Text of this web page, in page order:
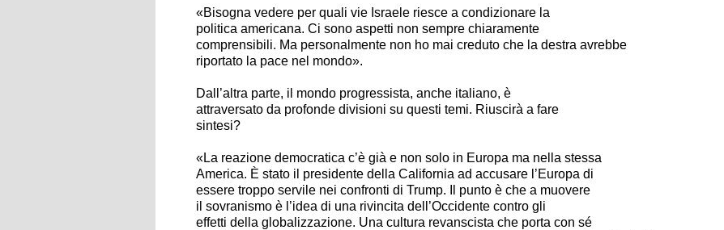
«Bisogna vedere per quali vie Israele riesce a condizionare la
politica americana. Ci sono aspetti non sempre chiaramente
comprensibili. Ma personalmente non ho mai creduto che la destra avrebbe
riportato la pace nel mondo».
Dall’altra parte, il mondo progressista, anche italiano, è
attraversato da profonde divisioni su questi temi. Riuscirà a fare
sintesi?
«La reazione democratica c’è già e non solo in Europa ma nella stessa
America. È stato il presidente della California ad accusare l’Europa di
essere troppo servile nei confronti di Trump. Il punto è che a muovere
il sovranismo è l’idea di una rivincita dell’Occidente contro gli
effetti della globalizzazione. Una cultura revanscista che porta con sé